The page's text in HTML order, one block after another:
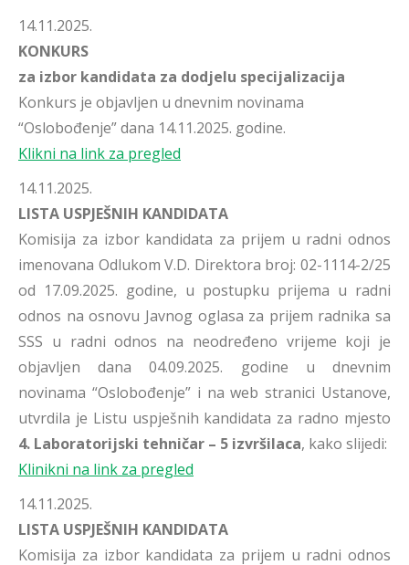
14.11.2025.
KONKURS
za izbor kandidata za dodjelu specijalizacija
Konkurs je objavljen u dnevnim novinama
“Oslobođenje” dana 14.11.2025. godine.
Klikni na link za pregled
14.11.2025.
LISTA USPJEŠNIH KANDIDATA
Komisija za izbor kandidata za prijem u radni odnos
imenovana Odlukom V.D. Direktora broj: 02-1114-2/25
od 17.09.2025. godine, u postupku prijema u radni
odnos na osnovu Javnog oglasa za prijem radnika sa
SSS u radni odnos na neodređeno vrijeme koji je
objavljen dana 04.09.2025. godine u dnevnim
novinama “Oslobođenje” i na web stranici Ustanove,
utvrdila je Listu uspješnih kandidata za radno mjesto
4. Laboratorijski tehničar – 5 izvršilaca, kako slijedi:
Klinikni na link za pregled
14.11.2025.
LISTA USPJEŠNIH KANDIDATA
Komisija za izbor kandidata za prijem u radni odnos